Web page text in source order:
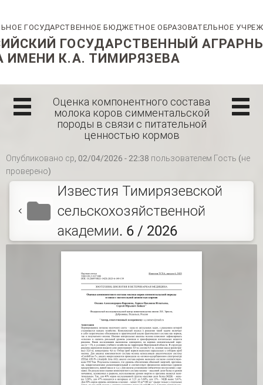
Оценка компонентного состава
молока коров симментальской
породы в связи с питательной
ценностью кормов
Опубликовано ср, 02/04/2026 - 22:38 пользователем Гость (не
проверено)
Известия Тимирязевской
сельскохозяйственной
академии. 6 / 2026